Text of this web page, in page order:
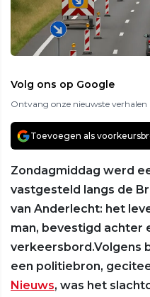
Volg ons op Google
Ontvang onze nieuwste verhalen
Toevoegen als
Zondagmiddag werd
vastgesteld langs de
van Anderlecht: het
man, bevestigd achter
verkeersbord.Volgens
een politiebron,
Nieuws, was het